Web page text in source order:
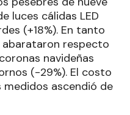
luces cálidas LED
(+18%). En tanto
respecto
navideñas
(-29%). El costo
ascendió de